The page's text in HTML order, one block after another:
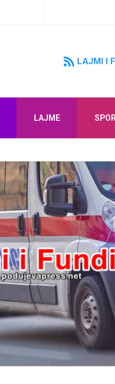
LAJMI I
LAJME